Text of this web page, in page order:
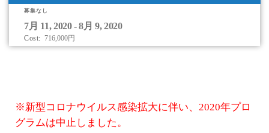
Apply
to
this
募集なし
7月 11, 2020 - 8月 9, 2020
Cost: 716,000円
※新型コロナウイルス感染拡大に伴い、2020年プロ
グラムは中止しました。